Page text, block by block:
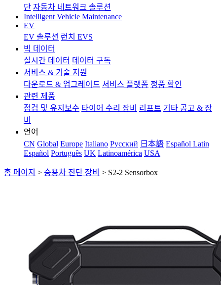
단 자동차 네트워크 솔루션
Intelligent Vehicle Maintenance
EV
EV 솔루션 런치 EVS
빅 데이터
실시간 데이터 데이터 구독
서비스 & 기술 지원
다운로드 & 업그레이드 서비스 플랫폼 정품 확인
관련 제품
점검 및 유지보수 타이어 수리 장비 리프트 기타 공고 & 장
비
언어
CN Global Europe Italiano Pусский 日本語 Español Latin
Español Português UK Latinoamérica USA
홈 페이지 > 승용차 진단 장비 > S2-2 Sensorbox